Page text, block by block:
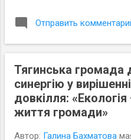
Особлива
Молчанов –
це навча...
Робочих
час робочих
головні
області в
підвищенню
Отправить
Тягинська громада
синергію у
довкілля:
життя громади»
Автор: Галина Бахматова